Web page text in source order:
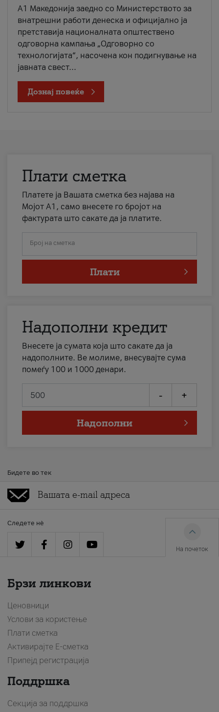
A1 Македонија заедно со Министерството за
внатрешни работи денеска и официјално ја
претставија националната општествено
одговорна кампања „Одговорно со
технологијата“, насочена кон подигнување на
јавната свест...
Дознај повеќе
Плати сметка
Платете ја Вашата сметка без најава на
Мојот А1, само внесете го бројот на
фактурата што сакате да ја платите.
Број на сметка
Плати
Надополни кредит
Внесете ја сумата која што сакате да ја
надополните. Ве молиме, внесувајте сума
помеѓу 100 и 1000 денари.
- +
Надополни
Бидете во тек
Следете нè
На почеток
Брзи линкови
Ценовници
Услови за користење
Плати сметка
Активирајте Е-сметка
Припејд регистрација
Поддршка
Секција за поддршка